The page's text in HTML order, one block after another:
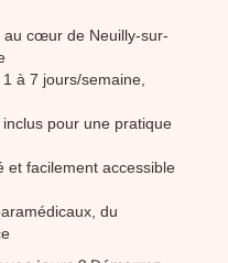
au cœur de Neuilly-sur-
à 7 jours/semaine,
pour une pratique
et facilement accessible
du